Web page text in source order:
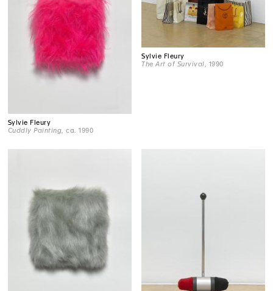
Sylvie Fleury
Cuddly Painting , ca. 1990
Sylvie Fleury
The Art of Survival , 1990